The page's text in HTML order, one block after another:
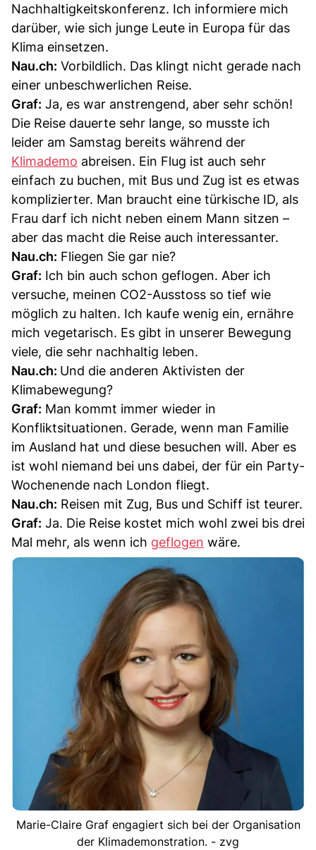
Nachhaltigkeitskonferenz. Ich informiere mich
darüber, wie sich junge Leute in Europa für das
Klima einsetzen.
Nau.ch: Vorbildlich. Das klingt nicht gerade nach
einer unbeschwerlichen Reise.
Graf: Ja, es war anstrengend, aber sehr schön!
Die Reise dauerte sehr lange, so musste ich
leider am Samstag bereits während der
Klimademo abreisen. Ein Flug ist auch sehr
einfach zu buchen, mit Bus und Zug ist es etwas
komplizierter. Man braucht eine türkische ID, als
Frau darf ich nicht neben einem Mann sitzen –
aber das macht die Reise auch interessanter.
Nau.ch: Fliegen Sie gar nie?
Graf: Ich bin auch schon geflogen. Aber ich
versuche, meinen CO2-Ausstoss so tief wie
möglich zu halten. Ich kaufe wenig ein, ernähre
mich vegetarisch. Es gibt in unserer Bewegung
viele, die sehr nachhaltig leben.
Nau.ch: Und die anderen Aktivisten der
Klimabewegung?
Graf: Man kommt immer wieder in
Konfliktsituationen. Gerade, wenn man Familie
im Ausland hat und diese besuchen will. Aber es
ist wohl niemand bei uns dabei, der für ein Party-
Wochenende nach London fliegt.
Nau.ch: Reisen mit Zug, Bus und Schiff ist teurer.
Graf: Ja. Die Reise kostet mich wohl zwei bis drei
Mal mehr, als wenn ich geflogen wäre.
Marie-Claire Graf engagiert sich bei der Organisation
der Klimademonstration. - zvg